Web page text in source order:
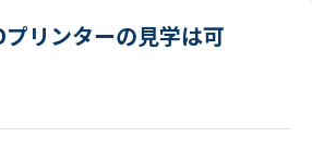
リンターの見学は可